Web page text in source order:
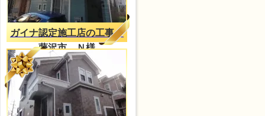
ガイナ認定施工店の工事
藤沢市 Ｎ様